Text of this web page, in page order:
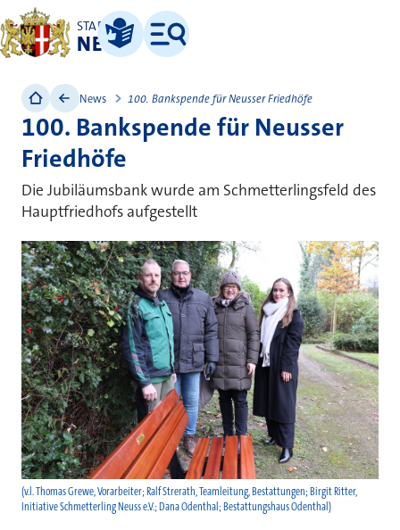
STADT
NEUSS
Leichte Sprache
Menü
(v.l. Thomas Grewe, Vorarbeiter; Ralf Strerath, Teamleitung, Bestattungen; Birgit Ritter,
Initiative Schmetterling Neuss e.V.; Dana Odenthal; Bestattungshaus Odenthal)
News 100. Bankspende für Neusser Friedhöfe
100. Bankspende für Neusser
Friedhöfe
Die Jubiläumsbank wurde am Schmetterlingsfeld des
Hauptfriedhofs aufgestellt